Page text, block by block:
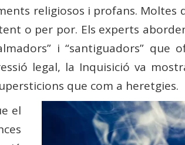
religiosos i profans. Moltes
o per por. Els experts
i “santiguadors”
legal, la Inquisició va
que com a heretgies.
el